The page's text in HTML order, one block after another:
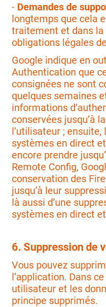
- Demandes de
longtemps que cela
traitement et dans la
obligations légales
Google indique en
Authentication que
consignées ne sont
quelques semaines
informations
conservées jusqu’à
l’utilisateur ;
systèmes en direct
encore prendre
Remote Config,
conservation des
jusqu’à leur
là aussi d’une
systèmes en direct
6. Suppression de
Vous pouvez
l’application. Dans
utilisateur et les
principe supprimés.